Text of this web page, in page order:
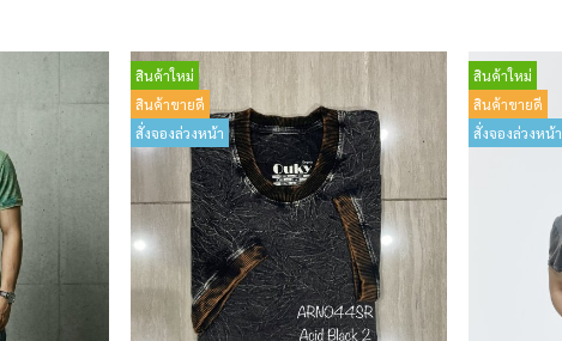
สินค้าใหม่
สินค้าขายดี
สั่งจองล่วงหน้า
สินค้าใหม่
สินค้าขายดี
สั่งจองล่วงหน้า